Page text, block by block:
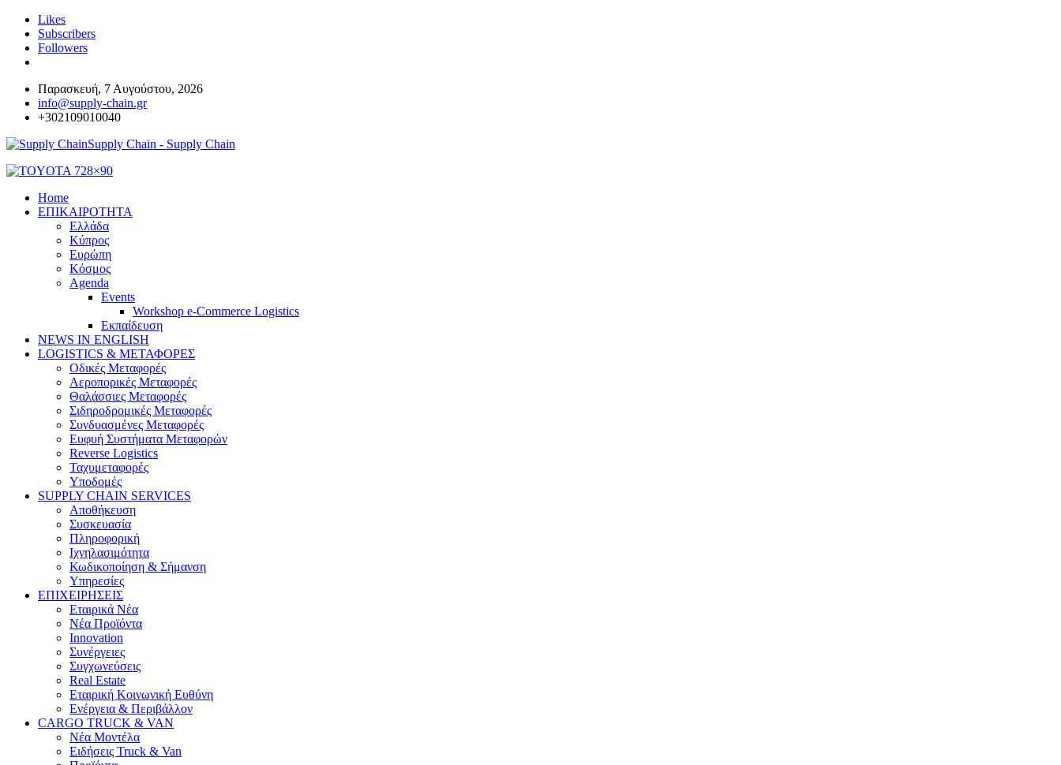
Likes
Subscribers
Followers
Παρασκευή, 7 Αυγούστου, 2026
info@supply-chain.gr
+302109010040
Supply Chain - Supply Chain
Home
ΕΠΙΚΑΙΡΟΤΗΤΑ
Ελλάδα
Κύπρος
Ευρώπη
Κόσμος
Agenda
Events
Workshop e-Commerce Logistics
Εκπαίδευση
NEWS IN ENGLISH
LOGISTICS & ΜΕΤΑΦΟΡΕΣ
Οδικές Μεταφορές
Αεροπορικές Μεταφορές
Θαλάσσιες Μεταφορές
Σιδηροδρομικές Μεταφορές
Συνδυασμένες Μεταφορές
Ευφυή Συστήματα Μεταφορών
Reverse Logistics
Ταχυμεταφορές
Υποδομές
SUPPLY CHAIN SERVICES
Αποθήκευση
Συσκευασία
Πληροφορική
Ιχνηλασιμότητα
Κωδικοποίηση & Σήμανση
Υπηρεσίες
ΕΠΙΧΕΙΡΗΣΕΙΣ
Εταιρικά Νέα
Νέα Προϊόντα
Innovation
Συνέργειες
Συγχωνεύσεις
Real Estate
Εταιρική Κοινωνική Ευθύνη
Ενέργεια & Περιβάλλον
CARGO TRUCK & VAN
Νέα Μοντέλα
Ειδήσεις Truck & Van